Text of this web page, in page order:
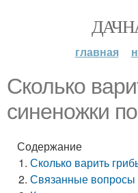
главная
Сколько
синеножки
Содержание
Сколько варить
Связанные вопросы